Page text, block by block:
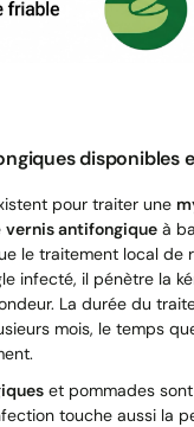
disponibles
pour traiter une
vernis antifongique à
le traitement local de
infecté, il pénètre la
La durée du
mois, le temps
et pommades
touche aussi la